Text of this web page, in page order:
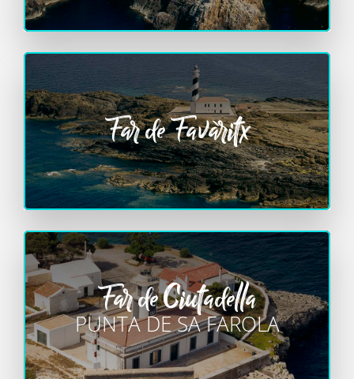
Far de Favàritx
Far de Ciutadella
PUNTA DE SA FAROLA